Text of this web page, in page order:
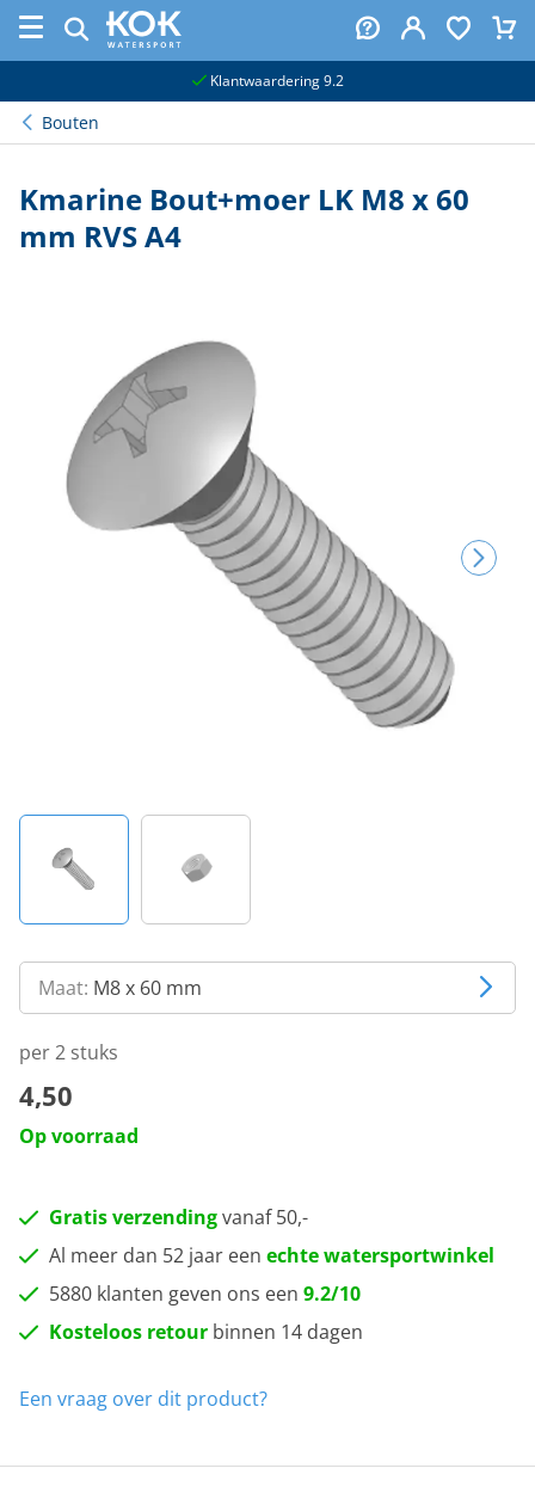
Klantwaardering 9.2
Bouten
Kmarine Bout+moer LK M8 x 60
mm RVS A4
Maat: M8 x 60 mm
per 2 stuks
4,50
Op voorraad
Gratis verzendingvanaf 50,-
Al meer dan 52 jaar een echte watersportwinkel
5880 klanten geven ons een 9.2/10
Kosteloos retour binnen 14 dagen
Een vraag over dit product?